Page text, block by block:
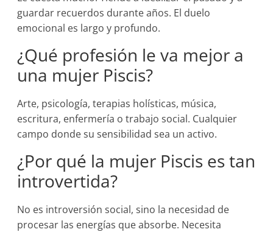
guardar recuerdos durante años. El duelo
emocional es largo y profundo.
¿Qué profesión le va mejor a
una mujer Piscis?
Arte, psicología, terapias holísticas, música,
escritura, enfermería o trabajo social. Cualquier
campo donde su sensibilidad sea un activo.
¿Por qué la mujer Piscis es tan
introvertida?
No es introversión social, sino la necesidad de
procesar las energías que absorbe. Necesita